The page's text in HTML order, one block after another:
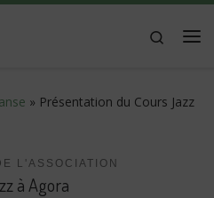
Search
» Présentation du Cours Jazz
L'ASSOCIATION
à Agora